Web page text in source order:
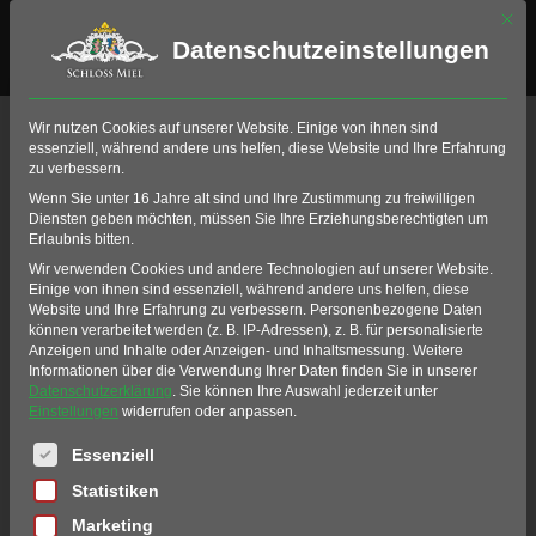
Mit
Datenschutzeinstellungen
Wir nutzen Cookies auf unserer Website. Einige von ihnen sind
essenziell, während andere uns helfen, diese Website und Ihre Erfahrung
zu verbessern.
Wenn Sie unter 16 Jahre alt sind und Ihre Zustimmung zu freiwilligen
Diensten geben möchten, müssen Sie Ihre Erziehungsberechtigten um
Erlaubnis bitten.
Wir verwenden Cookies und andere Technologien auf unserer Website.
Einige von ihnen sind essenziell, während andere uns helfen, diese
Website und Ihre Erfahrung zu verbessern. Personenbezogene Daten
können verarbeitet werden (z. B. IP-Adressen), z. B. für personalisierte
Anzeigen und Inhalte oder Anzeigen- und Inhaltsmessung. Weitere
Informationen über die Verwendung Ihrer Daten finden Sie in unserer
Datenschutzerklärung. Sie können Ihre Auswahl jederzeit unter
Einstellungen widerrufen oder anpassen.
Es folgt eine Liste der Service-Gruppen, für die eine
Essenziell
Statistiken
Marketing